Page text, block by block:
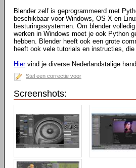
Blender zelf is geprogrammeerd met
beschikbaar voor Windows, OS X en
besturingssystemen. Om blender
werken in Windows moet je ook Python
hebben. Blender heeft ook een grote
heeft ook vele tutorials en instructies,
Hiervind je diverse Nederlandstalige
Stel een correctie voor
Screenshots: